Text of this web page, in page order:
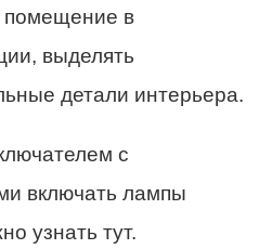
помещение в
выделять
детали интерьера.
с
включать лампы
узнать тут.